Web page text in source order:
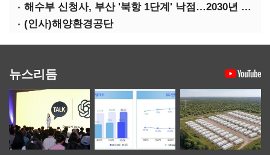
해수부 신청사, 부산 '북항 1단계' 낙점…2030년 완공 목표
(인사)해양환경공단
뉴스리듬